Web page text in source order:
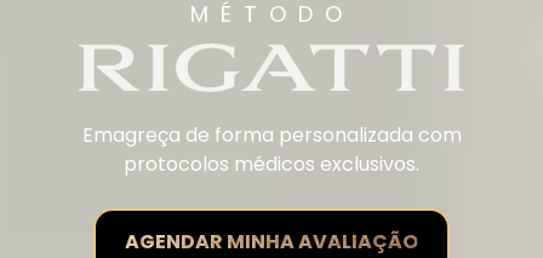
MÉTODO
Emagreça de forma personalizada com
protocolos médicos exclusivos.
AGENDAR MINHA AVALIAÇÃO